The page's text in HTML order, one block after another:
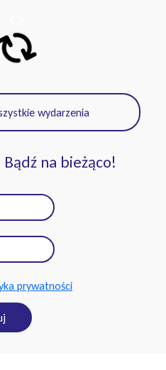
wydarzenia
na bieżąco!
prywatności